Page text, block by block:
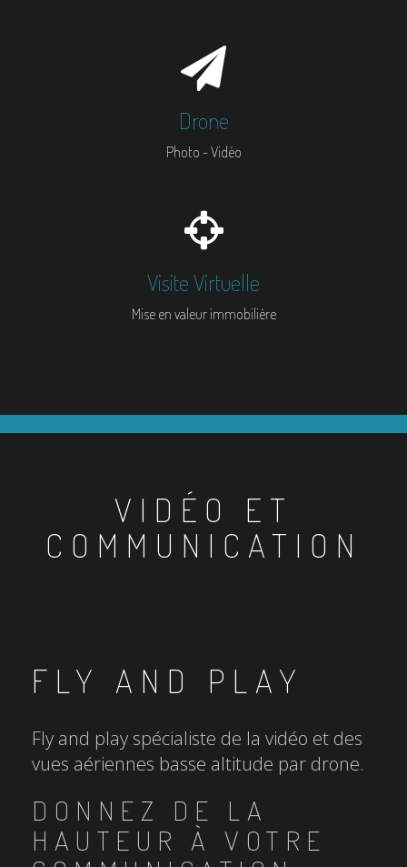
Drone
Photo - Vidéo
Visite Virtuelle
Mise en valeur immobilière
VIDÉO ET
COMMUNICATION
FLY AND PLAY
Fly and play spécialiste de la vidéo et des
vues aériennes basse altitude par drone.
DONNEZ DE LA
HAUTEUR À VOTRE